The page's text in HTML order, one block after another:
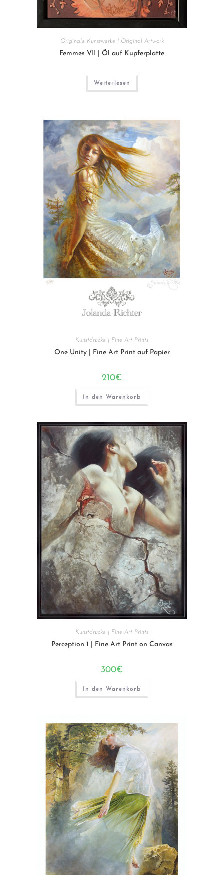
Originale Kunstwerke | Original Artwork
Femmes VII | Öl auf Kupferplatte
Weiterlesen
Kunstdrucke | Fine Art Prints
One Unity | Fine Art Print auf Papier
210€
In den Warenkorb
Kunstdrucke | Fine Art Prints
Perception 1 | Fine Art Print on Canvas
300€
In den Warenkorb